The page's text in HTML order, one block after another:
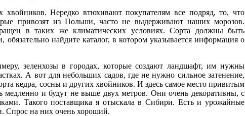
Нередко втюхивают покупателям все подряд, то, что
привозят из Польши, часто не выдерживают наших морозов.
в таких же климатических условиях. Сорта должны быть
найдите каталог, в котором указывается информация о
зеленхозы в городах, которые создают ландшафт, им нужны
А вот для небольших садов, где не нужно сильное затенение,
кедра, сосны и других хвойников. И здесь самое место привитым
медленно и будут не выше двух метров. Они очень декоративны, с
Такого поставщика я отыскала в Сибири. Есть и урожайные
Спрос на них очень хороший.